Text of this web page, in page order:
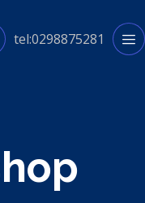
tel:0298875281